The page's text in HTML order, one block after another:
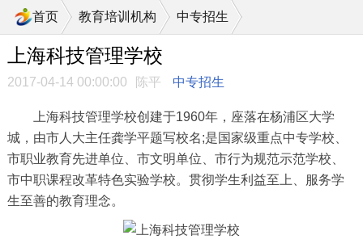
首页 教育培训机构 中专招生
上海科技管理学校
2017-04-14 00:00:00 陈平 中专招生
上海科技管理学校创建于1960年，座落在杨浦区大学
城，由市人大主任龚学平题写校名;是国家级重点中专学校、
市职业教育先进单位、市文明单位、市行为规范示范学校、
市中职课程改革特色实验学校。贯彻学生利益至上、服务学
生至善的教育理念。